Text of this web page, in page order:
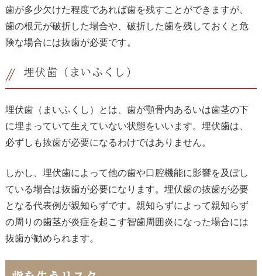
歯が多少欠けた程度であれば歯を残すことができますが、
歯の根元が破折した場合や、破折した歯を残しておくと危
険な場合には抜歯が必要です。
埋伏歯（まいふくし）
埋伏歯（まいふくし）とは、歯が顎骨内あるいは歯茎の下
に埋まっていて生えていない状態をいいます。埋伏歯は、
必ずしも抜歯が必要になるわけではありません。
しかし、埋伏歯によって他の歯や口腔機能に影響を及ぼし
ている場合は抜歯が必要になります。埋伏歯の抜歯が必要
となる代表例が親知らずです。親知らずによって親知らず
の周りの歯茎が炎症を起こす智歯周囲炎になった場合には
抜歯が勧められます。